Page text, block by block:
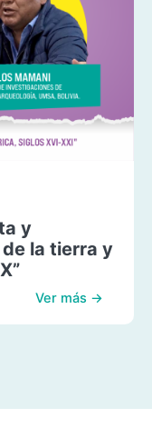
y
la tierra y
Ver más →